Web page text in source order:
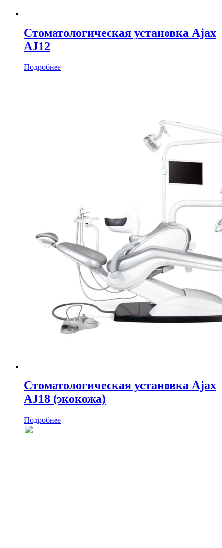
Стоматологическая установка Ajax
AJ12
Подробнее
Стоматологическая установка Ajax
AJ18 (экокожа)
Подробнее